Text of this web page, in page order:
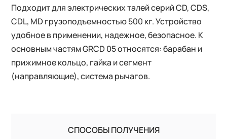
Подходит для электрических талей серий CD, CDS,
CDL, MD грузоподъемностью 500 кг. Устройство
удобное в применении, надежное, безопасное. К
основным частям GRCD 05 относятся: барабан и
прижимное кольцо, гайка и сегмент
(направляющие), система рычагов.
СПОСОБЫ ПОЛУЧЕНИЯ